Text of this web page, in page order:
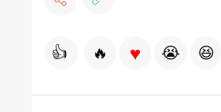
👍 🔥 ♥ 😭 😆